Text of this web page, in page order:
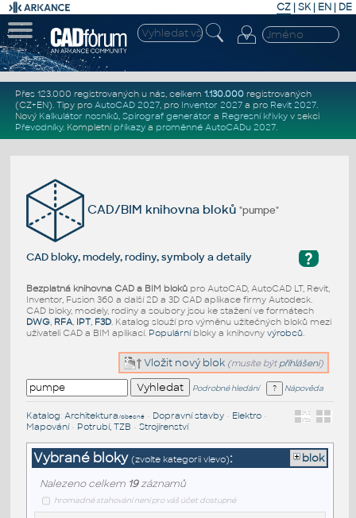
CZ | SK| EN | DE
Přes 123.000 registrovaných u nás, celkem 1.130.000registrovaných
(CZ+EN). Tipy pro AutoCAD 2027, pro Inventor 2027a pro Revit 2027.
Nový Kalkulátor nosníků, Spirograf generátor a Regresní křivkyv sekci
Převodníky. Kompletní příkazya proměnné AutoCADu 2027.
CAD/BIM knihovna bloků"pumpe"
?
CAD bloky, modely, rodiny, symboly a detaily
Bezplatná knihovna CAD a BIM blokůpro AutoCAD, AutoCAD LT, Revit,
Inventor, Fusion 360 a další 2D a 3D CAD aplikace firmy Autodesk.
CAD bloky, modely, rodiny a soubory jsou ke stažení ve formátech
DWG, RFA, IPT, F3D. Katalog slouží pro výměnu užitečných bloků mezi
uživateli CAD a BIM aplikací. Populárníbloky a knihovny výrobců.
Vložit nový blok (musíte být přihlášeni)
Podrobné hledání Nápověda
Katalog: Architektura/obecné• Dopravní stavby• Elektro•
Mapování• Potrubí, TZB • Strojírenství
Vybrané bloky (zvolte kategorii vlevo): blok
Nalezeno celkem 19záznamů
hromadné stahování není pro váš účet dostupné